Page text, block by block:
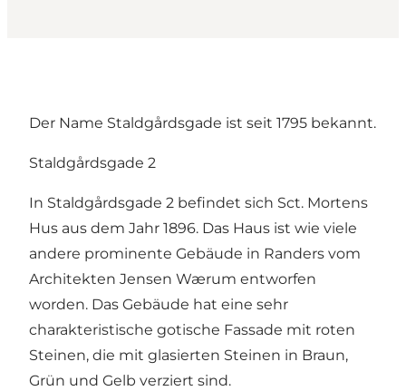
Der Name Staldgårdsgade ist seit 1795 bekannt.
Staldgårdsgade 2
In Staldgårdsgade 2 befindet sich Sct. Mortens
Hus aus dem Jahr 1896. Das Haus ist wie viele
andere prominente Gebäude in Randers vom
Architekten Jensen Wærum entworfen
worden. Das Gebäude hat eine sehr
charakteristische gotische Fassade mit roten
Steinen, die mit glasierten Steinen in Braun,
Grün und Gelb verziert sind.